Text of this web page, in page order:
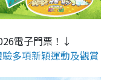
電子門票！↓
多項新穎運動及觀賞